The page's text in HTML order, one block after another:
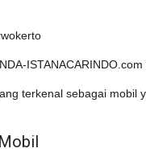
terkenal sebagai